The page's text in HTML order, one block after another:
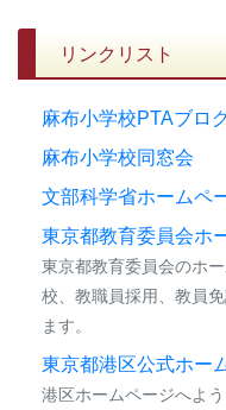
リンクリスト
麻布小学校PTAブロ
麻布小学校同窓会
文部科学省ホームペ
東京都教育委員会ホ
東京都教育委員会のホ
校、教職員採用、教員
ます。
東京都港区公式ホー
港区ホームページへよ